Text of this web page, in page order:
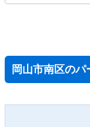
岡山市南区の